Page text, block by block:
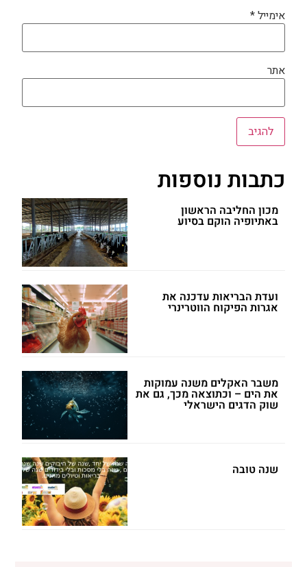
אימייל*
אתר
כתבות נוספות
מכון החליבה הראשון
באתיופיה הוקם בסיוע
ועדת הבריאות עדכנה את
אגרות הפיקוח הווטרינרי
משבר האקלים משנה עמוקות
את הים – וכתוצאה מכך, גם את
שוק הדגים הישראלי
שנה טובה